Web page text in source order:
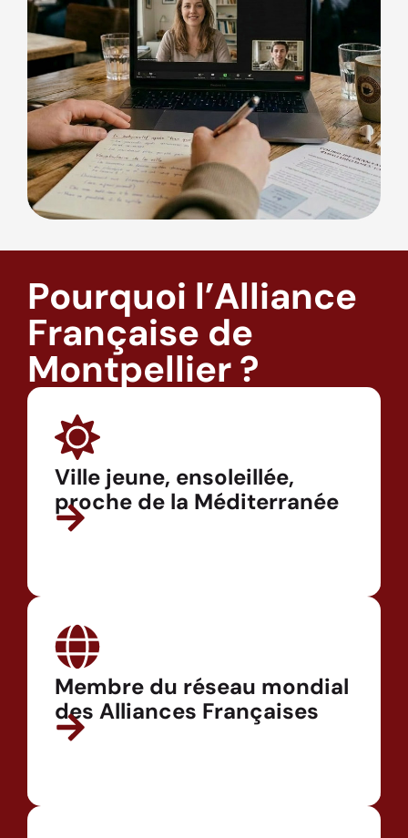
Pourquoi l’Alliance
Française de
Montpellier ?
Ville jeune, ensoleillée,
proche de la Méditerranée
Membre du réseau mondial
des Alliances Françaises